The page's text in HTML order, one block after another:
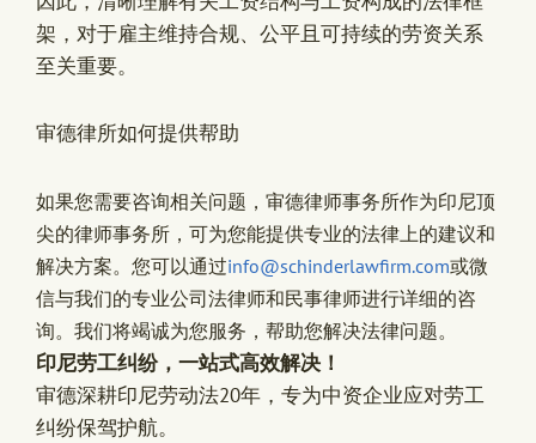
架，对于雇主维持合规、公平且可持续的劳资关系
至关重要。
审德律所如何提供帮助
如果您需要咨询相关问题，审德律师事务所作为印尼顶
尖的律师事务所，可为您能提供专业的法律上的建议和
解决方案。您可以通过info@schinderlawfirm.com或微
信与我们的专业公司法律师和民事律师进行详细的咨
询。我们将竭诚为您服务，帮助您解决法律问题。
印尼劳工纠纷，一站式高效解决！
审德深耕印尼劳动法20年，专为中资企业应对劳工
纠纷保驾护航。